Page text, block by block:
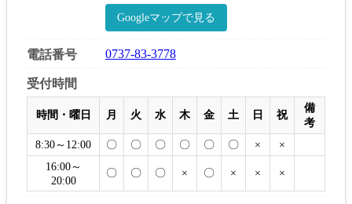
Googleマップで見る
電話番号 0737-83-3778
受付時間
時間・曜日 月 火 水 木 金 土 日 祝
備
考
8:30～12:00
〇 〇 〇 〇 〇 〇 ×
×
16:00～
20:00
〇 〇 〇 × 〇 × × ×